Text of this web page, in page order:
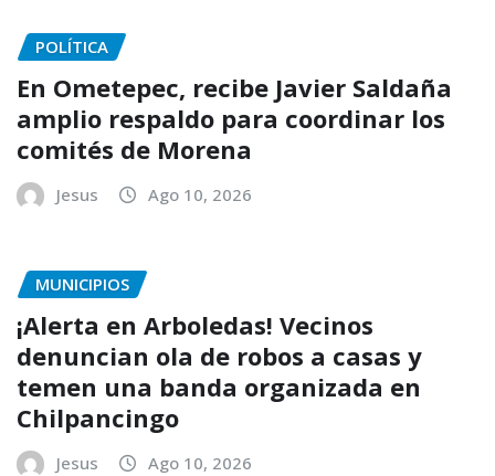
POLÍTICA
En Ometepec, recibe Javier Saldaña
amplio respaldo para coordinar los
comités de Morena
Jesus Ago 10, 2026
MUNICIPIOS
¡Alerta en Arboledas! Vecinos
denuncian ola de robos a casas y
temen una banda organizada en
Chilpancingo
Jesus Ago 10, 2026